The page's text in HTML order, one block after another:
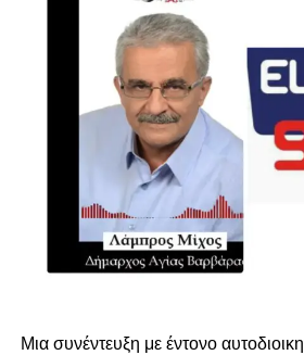
Μια συνέντευξη με έντονο